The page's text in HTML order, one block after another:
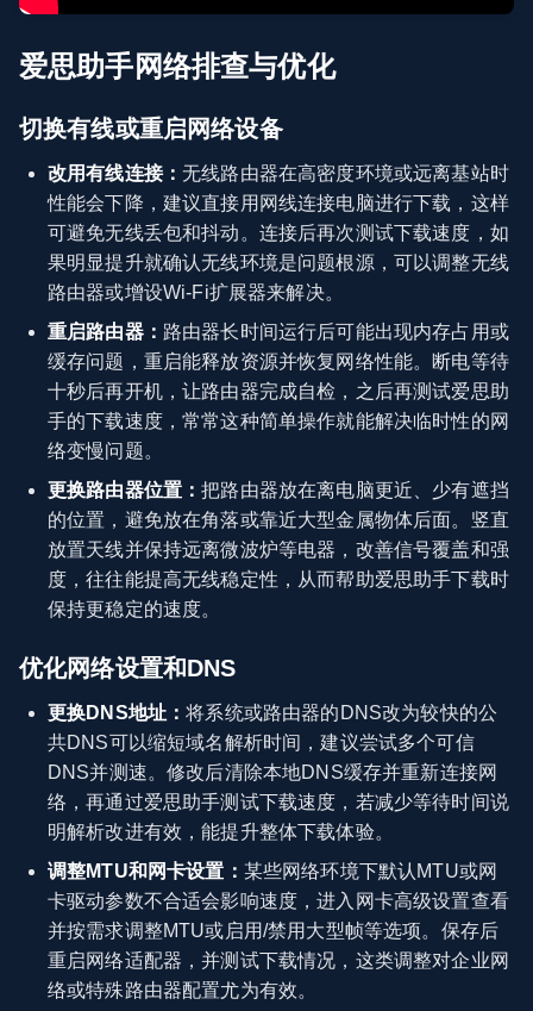
爱思助手网络排查与优化
切换有线或重启网络设备
改用有线连接：无线路由器在高密度环境或远离基站时
性能会下降，建议直接用网线连接电脑进行下载，这样
可避免无线丢包和抖动。连接后再次测试下载速度，如
果明显提升就确认无线环境是问题根源，可以调整无线
路由器或增设Wi‑Fi扩展器来解决。
重启路由器： 路由器长时间运行后可能出现内存占用或
缓存问题，重启能释放资源并恢复网络性能。断电等待
十秒后再开机，让路由器完成自检，之后再测试爱思助
手的下载速度，常常这种简单操作就能解决临时性的网
络变慢问题。
更换路由器位置：把路由器放在离电脑更近、少有遮挡
的位置，避免放在角落或靠近大型金属物体后面。竖直
放置天线并保持远离微波炉等电器，改善信号覆盖和强
度，往往能提高无线稳定性，从而帮助爱思助手下载时
保持更稳定的速度。
优化网络设置和DNS
更换DNS地址：将系统或路由器的DNS改为较快的公
共DNS可以缩短域名解析时间，建议尝试多个可信
DNS并测速。修改后清除本地DNS缓存并重新连接网
络，再通过爱思助手测试下载速度，若减少等待时间说
明解析改进有效，能提升整体下载体验。
调整MTU和网卡设置： 某些网络环境下默认MTU或网
卡驱动参数不合适会影响速度，进入网卡高级设置查看
并按需求调整MTU或启用/禁用大型帧等选项。保存后
重启网络适配器，并测试下载情况，这类调整对企业网
络或特殊路由器配置尤为有效。